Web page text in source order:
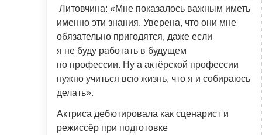
Литовчина: «Мне показалось важным иметь
именно эти знания. Уверена, что они мне
обязательно пригодятся, даже если
я не буду работать в будущем
по профессии. Ну а актёрской профессии
нужно учиться всю жизнь, что я и собираюсь
делать».
Актриса дебютировала как сценарист и
режиссёр при подготовке